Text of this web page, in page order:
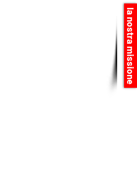
la nostra missione